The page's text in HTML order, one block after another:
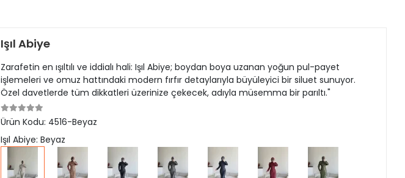
Işıl Abiye
Zarafetin en ışıltılı ve iddialı hali: Işıl Abiye; boydan boya uzanan yoğun pul-payet
işlemeleri ve omuz hattındaki modern fırfır detaylarıyla büyüleyici bir siluet sunuyor.
Özel davetlerde tüm dikkatleri üzerinize çekecek, adıyla müsemma bir parıltı."
Ürün Kodu: 4516-Beyaz
Işıl Abiye: Beyaz